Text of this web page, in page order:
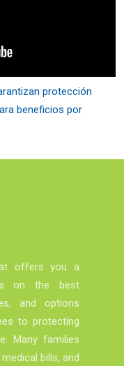
protección
beneficios por
offers you a
on the best
and options
to protecting
Many families
bills, and